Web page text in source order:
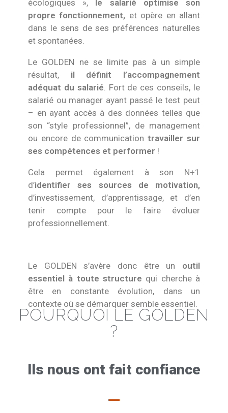
écologiques », le salarié optimise son
propre fonctionnement, et opère en allant
dans le sens de ses préférences naturelles
et spontanées.
Le GOLDEN ne se limite pas à un simple
résultat, il définit l’accompagnement
adéquat du salarié. Fort de ces conseils, le
salarié ou manager ayant passé le test peut
– en ayant accès à des données telles que
son “style professionnel”, de management
ou encore de communicationtravailler sur
ses compétences et performer !
Cela permet également à son N+1
d’identifier ses sources de motivation,
d’investissement, d’apprentissage, et d’en
tenir compte pour le faire évoluer
professionnellement.
Le GOLDEN s’avère donc être un outil
essentiel à toute structure qui cherche à
être en constante évolution, dans un
contexte où se démarquer semble essentiel.
POURQUOI LE GOLDEN
?
Ils nous ont fait confiance